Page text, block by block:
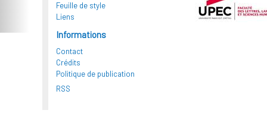
Feuille de style
Liens
Informations
Contact
Crédits
Politique de publication
RSS